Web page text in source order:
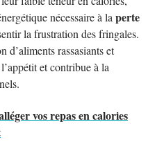
nécessaire à la perte
la frustration des fringales.
d’aliments rassasiants et
et contribue à la
vos repas en calories